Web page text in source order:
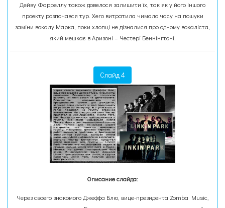
Дейву Фарреллу також довелося залишити їх, так як у його іншого
проекту розпочався тур. Xero витратила чимало часу на пошуки
заміни вокалу Марка, поки хлопці не дізналися про одному вокаліста,
який мешкає в Аризоні – Честері Беннінгтоні.
Слайд 4
Описание слайда:
Через своего знакомого Джеффа Блю, вице-президента Zomba Music,